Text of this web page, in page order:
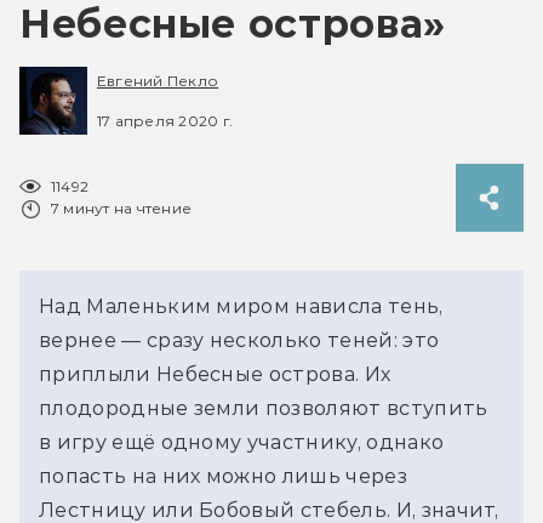
Небесные острова»
Евгений Пекло
17 апреля 2020 г.
11492
7 минут на чтение
Над Маленьким миром нависла тень,
вернее — сразу несколько теней: это
приплыли Небесные острова. Их
плодородные земли позволяют вступить
в игру ещё одному участнику, однако
попасть на них можно лишь через
Лестницу или Бобовый стебель. И, значит,